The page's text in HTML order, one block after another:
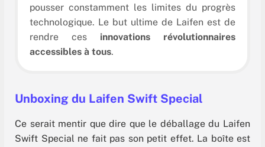
pousser constamment les limites du progrès
technologique. Le but ultime de Laifen est de
rendre ces innovations révolutionnaires
accessibles à tous.
Unboxing du Laifen Swift Special
Ce serait mentir que dire que le déballage du Laifen
Swift Special ne fait pas son petit effet. La boîte est